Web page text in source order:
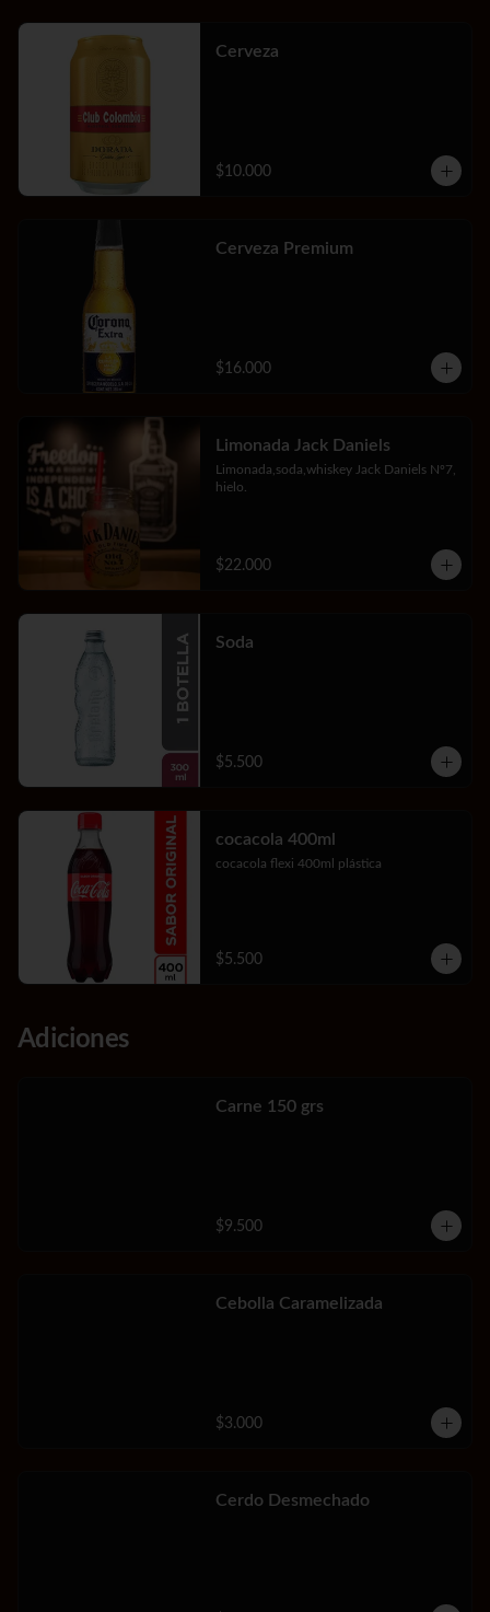
Cerveza
$10.000
Cerveza Premium
$16.000
Limonada Jack Daniels
Limonada,soda,whiskey Jack Daniels Nº7,
hielo.
$22.000
Soda
$5.500
cocacola 400ml
cocacola flexi 400ml plástica
$5.500
Adiciones
Carne 150 grs
$9.500
Cebolla Caramelizada
$3.000
Cerdo Desmechado